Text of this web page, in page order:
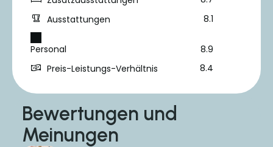
Ausstattungen
8.1
Personal
8.9
Preis-Leistungs-Verhältnis
8.4
Bewertungen und
Meinungen